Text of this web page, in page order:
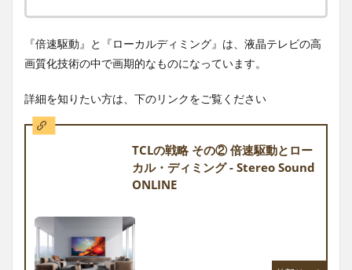
『倍速駆動』と『ローカルディミング』は、液晶テレビの高
画質化技術の中で画期的なものになっています。
詳細を知りたい方は、下のリンクをご覧ください
TCLの戦略 その② 倍速駆動とロー
カル・ディミング - Stereo Sound
ONLINE